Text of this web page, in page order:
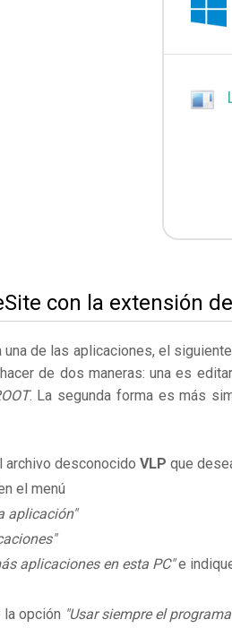
con la extensión
de las aplicaciones, el
de dos maneras: una es
. La segunda forma es más
archivo desconocido VLP que
el menú
aplicación"
aplicaciones en esta PC"e
la opción "Usar siempre el